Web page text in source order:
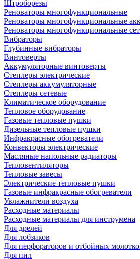
Штроборезы
Реноваторы многофункциональные
Реноваторы многофункциональные
Реноваторы многофункциональные
Вибраторы
Глубинные вибраторы
Винтоверты
Аккумуляторные винтоверты
Степлеры электрические
Степлеры аккумуляторные
Степлеры сетевые
Климатическое оборудование
Тепловое оборудование
Газовые тепловые пушки
Дизельные тепловые пушки
Инфракрасные обогреватели
Конвекторы электрические
Масляные напольные радиаторы
Тепловентиляторы
Тепловые завесы
Электрические тепловые пушки
Газовые инфракрасные обогреватели
Увлажнители воздуха
Расходные материалы
Расходные материалы для инструмена
Для дрелей
Для лобзиков
Для перфораторов и отбойных
Для пил